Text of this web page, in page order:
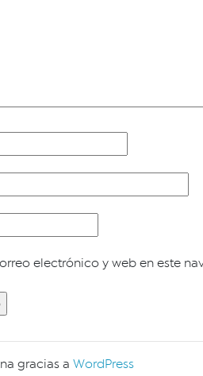
electrónico y web en este
gracias a WordPress